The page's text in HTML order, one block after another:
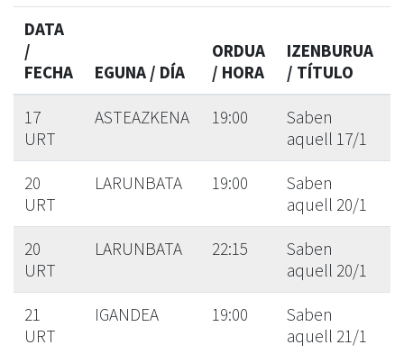
DATA
/
FECHA
EGUNA / DÍA
ORDUA
/ HORA
IZENBURUA
/ TÍTULO
17
URT
ASTEAZKENA 19:00
Saben
aquell 17/1
20
URT
LARUNBATA 19:00
Saben
aquell 20/1
20
URT
LARUNBATA 22:15
Saben
aquell 20/1
21
URT
IGANDEA 19:00
Saben
aquell 21/1